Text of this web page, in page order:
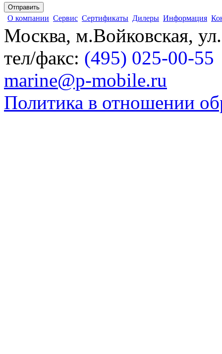
О компании Сервис Сертификаты Дилеры Информация
Москва, м.Войковская,
тел/факс: (495) 025-00-55
marine@p-mobile.ru
Политика в отношении